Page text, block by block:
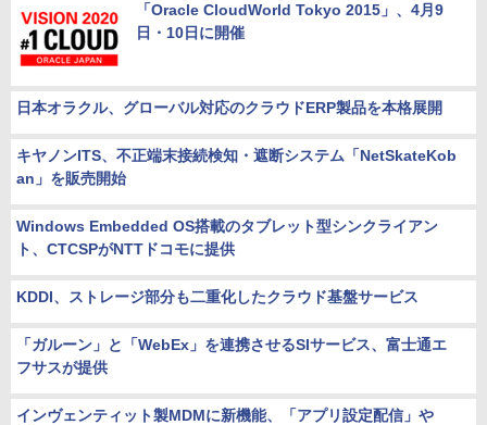
「Oracle CloudWorld Tokyo 2015」、4月9
日・10日に開催
日本オラクル、グローバル対応のクラウドERP製品を本格展開
キヤノンITS、不正端末接続検知・遮断システム「NetSkateKob
an」を販売開始
Windows Embedded OS搭載のタブレット型シンクライアン
ト、CTCSPがNTTドコモに提供
KDDI、ストレージ部分も二重化したクラウド基盤サービス
「ガルーン」と「WebEx」を連携させるSIサービス、富士通エ
フサスが提供
インヴェンティット製MDMに新機能、「アプリ設定配信」や